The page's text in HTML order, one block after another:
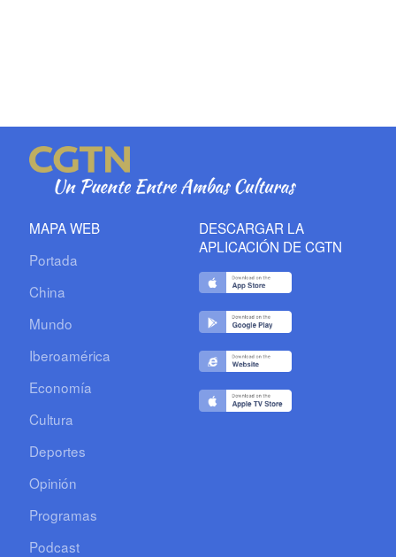
MAPA WEB
Portada
China
Mundo
Iberoamérica
Economía
Cultura
Deportes
Opinión
Programas
Podcast
DESCARGAR LA
APLICACIÓN DE CGTN